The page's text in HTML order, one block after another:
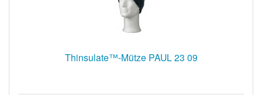
Thinsulate™-Mütze PAUL 23 09